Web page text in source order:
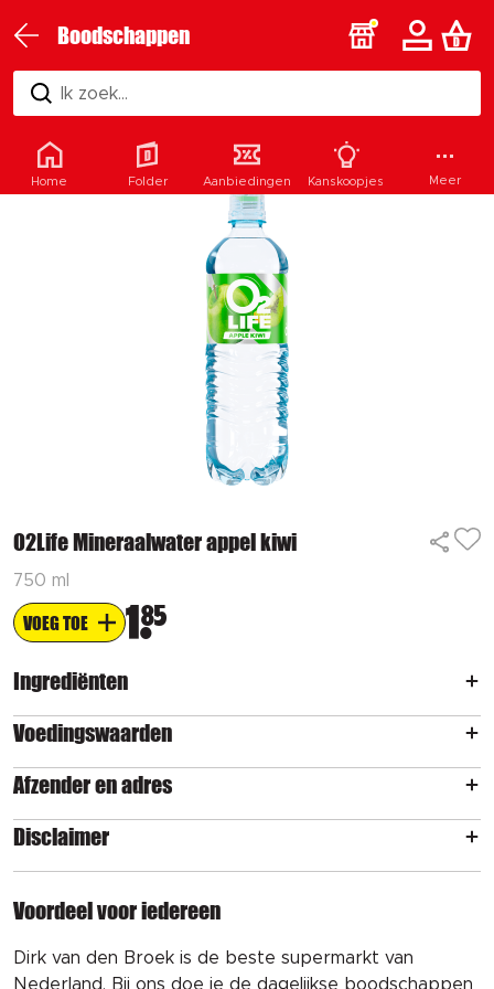
Boodschappen
Ik zoek...
O2Life Mineraalwater appel kiwi
750 ml
VOEG TOE 1 85
Ingrediënten
Voedingswaarden
Afzender en adres
Disclaimer
Voordeel voor iedereen
Dirk van den Broek is de beste supermarkt van
Nederland. Bij ons doe je de dagelijkse boodschappen
Home Folder Aanbiedingen Kanskoopjes Meer